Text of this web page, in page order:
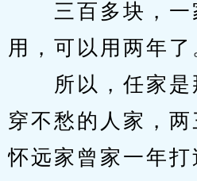
三百多块，一
用，可以用两年了
所以，任家是
穿不愁的人家，
怀远家曾家一年打